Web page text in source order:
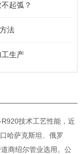
起弧？
法
生产
技术工艺性能，近
哈萨克斯坦、俄罗
商绍尔管业选用。公